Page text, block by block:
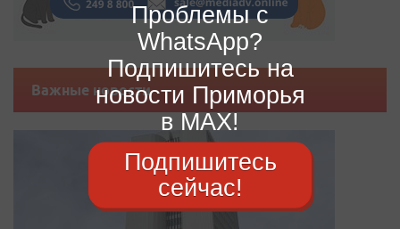
Важные новости
Проблемы с
WhatsApp?
Подпишитесь на
новости Приморья
в MAX!
Подпишитесь
сейчас!